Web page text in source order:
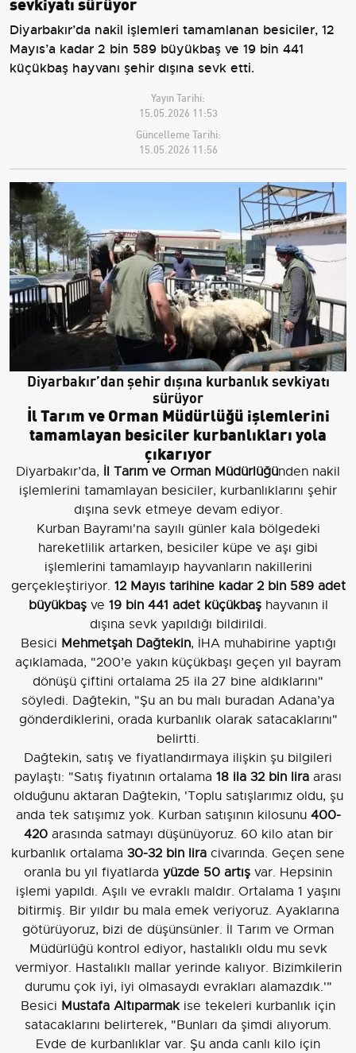
Diyarbakır’da nakil işlemleri tamamlanan besiciler, 12
Mayıs’a kadar 2 bin 589 büyükbaş ve 19 bin 441
küçükbaş hayvanı şehir dışına sevk etti.
Yayın Tarihi:
15.05.2026 11:53
Güncelleme Tarihi:
15.05.2026 11:56
Diyarbakır’dan şehir dışına kurbanlık sevkiyatı
sürüyor
İl Tarım ve Orman Müdürlüğü işlemlerini
tamamlayan besiciler kurbanlıkları yola
çıkarıyor
Diyarbakır’da, İl Tarım ve Orman Müdürlüğünden nakil
işlemlerini tamamlayan besiciler, kurbanlıklarını şehir
dışına sevk etmeye devam ediyor.
Kurban Bayramı'na sayılı günler kala bölgedeki
hareketlilik artarken, besiciler küpe ve aşı gibi
işlemlerini tamamlayıp hayvanların nakillerini
gerçekleştiriyor. 12 Mayıs tarihine kadar 2 bin 589 adet
büyükbaşve 19 bin 441 adet küçükbaşhayvanın il
dışına sevk yapıldığı bildirildi.
Besici Mehmetşah Dağtekin, İHA muhabirine yaptığı
açıklamada, "200’e yakın küçükbaşı geçen yıl bayram
dönüşü çiftini ortalama 25 ila 27 bine aldıklarını"
söyledi. Dağtekin, "Şu an bu malı buradan Adana’ya
gönderdiklerini, orada kurbanlık olarak satacaklarını"
belirtti.
Dağtekin, satış ve fiyatlandırmaya ilişkin şu bilgileri
paylaştı: "Satış fiyatının ortalama 18 ila 32 bin lira arası
olduğunu aktaran Dağtekin, 'Toplu satışlarımız oldu, şu
anda tek satışımız yok. Kurban satışının kilosunu 400-
420arasında satmayı düşünüyoruz. 60 kilo atan bir
kurbanlık ortalama 30-32 bin lira civarında. Geçen sene
oranla bu yıl fiyatlarda yüzde 50 artış var. Hepsinin
işlemi yapıldı. Aşılı ve evraklı maldır. Ortalama 1 yaşını
bitirmiş. Bir yıldır bu mala emek veriyoruz. Ayaklarına
götürüyoruz, bizi de düşünsünler. İl Tarım ve Orman
Müdürlüğü kontrol ediyor, hastalıklı oldu mu sevk
vermiyor. Hastalıklı mallar yerinde kalıyor. Bizimkilerin
durumu çok iyi, iyi olmasaydı evrakları alamazdık.'"
Besici Mustafa Altıparmakise tekeleri kurbanlık için
satacaklarını belirterek, "Bunları da şimdi alıyorum.
Evde de kurbanlıklar var. Şu anda canlı kilo için